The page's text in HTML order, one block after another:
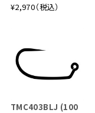
¥2,970（税込）
TMC403BLJ (100